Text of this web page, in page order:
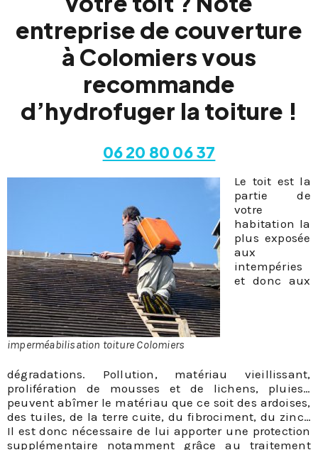
entreprise de couverture
à Colomiers vous
recommande
d’hydrofuger la toiture !
06 20 80 06 37
imperméabilisation toiture Colomiers
Le toit est la
partie de
votre
habitation la
plus exposée
aux
intempéries
et donc aux
dégradations. Pollution, matériau vieillissant,
prolifération de mousses et de lichens, pluies…
peuvent abîmer le matériau que ce soit des ardoises,
des tuiles, de la terre cuite, du fibrociment, du zinc…
Il est donc nécessaire de lui apporter une protection
supplémentaire notamment grâce au traitement